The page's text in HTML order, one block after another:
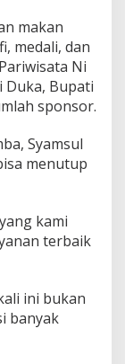
makan
medali, dan
Ni
Duka, Bupati
sponsor.
Syamsul
menutup
kami
terbaik
ini bukan
banyak